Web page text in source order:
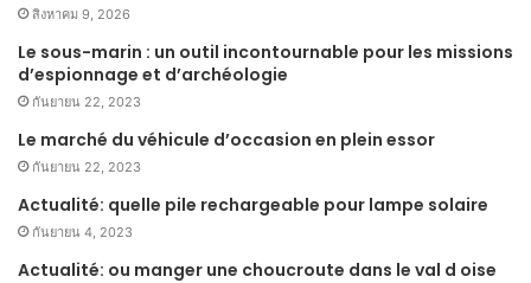
สิงหาคม 9, 2026
Le sous-marin : un outil incontournable pour les missions
d’espionnage et d’archéologie
กันยายน 22, 2023
Le marché du véhicule d’occasion en plein essor
กันยายน 22, 2023
Actualité: quelle pile rechargeable pour lampe solaire
กันยายน 4, 2023
Actualité: ou manger une choucroute dans le val d oise